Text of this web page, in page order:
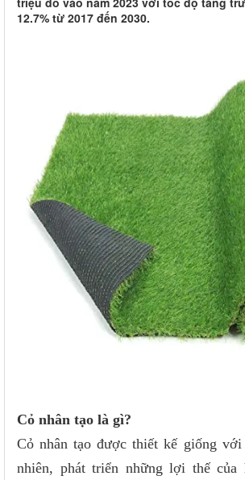
12.7% từ 2017 đến 2030.
Cỏ nhân tạo là gì?
Cỏ nhân tạo được thiết kế giống
nhiên, phát triển những lợi thế của